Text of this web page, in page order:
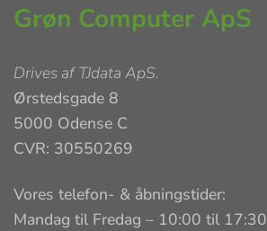
Grøn Computer ApS
Drives afTJdata ApS.
Ørstedsgade 8
5000 Odense C
CVR: 30550269
Vores telefon- & åbningstider:
Mandag til Fredag – 10:00 til 17:30